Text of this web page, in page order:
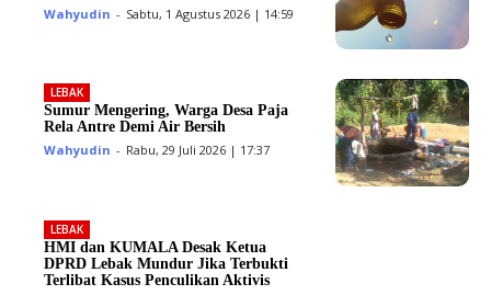
Wahyudin - Sabtu, 1 Agustus 2026 | 14:59
LEBAK
Sumur Mengering, Warga Desa Paja
Rela Antre Demi Air Bersih
Wahyudin - Rabu, 29 Juli 2026 | 17:37
LEBAK
HMI dan KUMALA Desak Ketua
DPRD Lebak Mundur Jika Terbukti
Terlibat Kasus Penculikan Aktivis